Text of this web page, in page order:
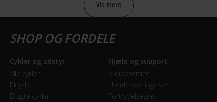
Lær mere
BATTERI
Batteri beskrivelse
Promovec
Batteriplacering
På bagagebærer
Vis mere
Cykler og udstyr
Alle cykler
Elcykler
Brugte cykler
Hjælp og support
Kundeservice
Handelsbetingelser
Fortrydelsesret